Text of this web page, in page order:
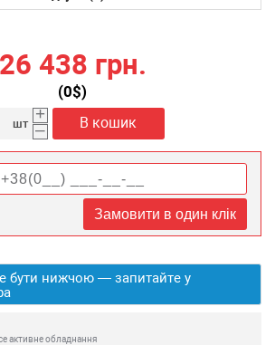
26 438 грн.
(0$)
+
–
В кошик
шт
Замовити в один клік
бути нижчою — запитайте у
активне обладнання